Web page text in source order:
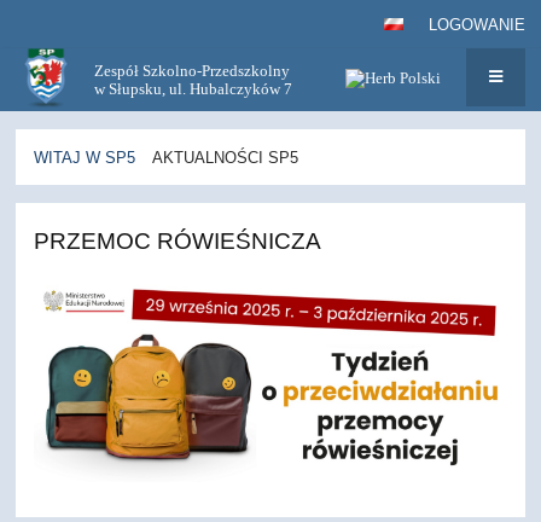
LOGOWANIE
Zespół Szkolno-Przedszkolny
w Słupsku, ul. Hubalczyków 7
WITAJ W SP5 AKTUALNOŚCI SP5
SP5
PRZEMOC RÓWIEŚNICZA